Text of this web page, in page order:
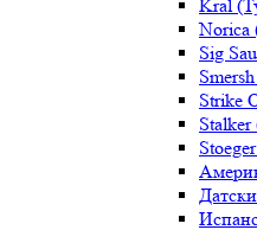
Kral
Norica
Sig
Strike